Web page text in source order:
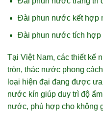
Đài phun nước kết hợp
Đài phun nước tích hợp
Tại Việt Nam, các thiết kế
tròn, thác nước phong
loại hiện đại đang được
nước kín giúp duy trì độ
nước, phù hợp cho không